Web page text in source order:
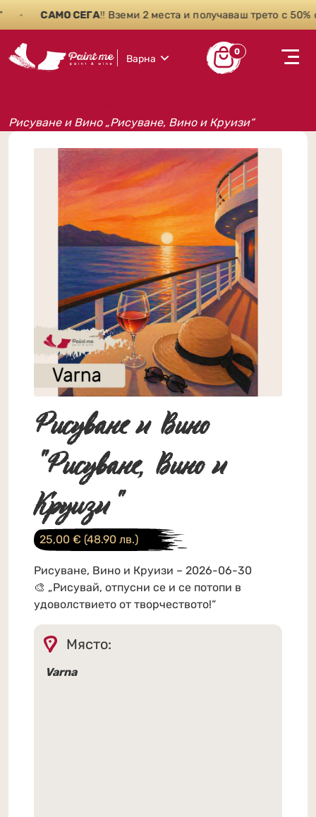
САМО СЕГА‼️ Вземи 2 места и получаваш трето с 50%
Варна
0
Рисуване и Вино „Рисуване, Вино и Круизи“
Рисуване и Вино
"Рисуване, Вино и
Круизи"
25,00 € (48.90 лв.)
Рисуване, Вино и Круизи – 2026-06-30
🎨 „Рисувай, отпусни се и се потопи в
удоволствието от творчеството!“
Място:
Varna